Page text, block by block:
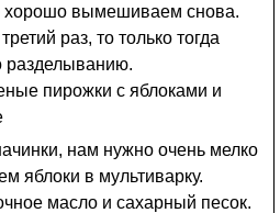
хорошо вымешиваем снова.
раз, то только тогда
разделыванию.
нам нужно очень мелко
яблоки в мультиварку.
масло и сахарный песок.